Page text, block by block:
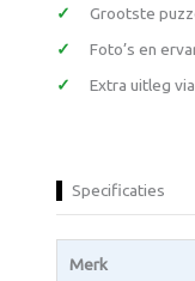
Grootste
Foto’s en
Extra uitleg
Specificaties
Merk